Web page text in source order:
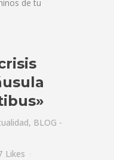
, BLOG -
Likes